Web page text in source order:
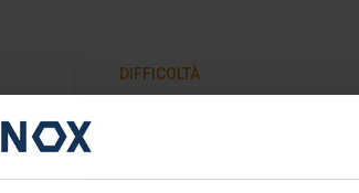
DIFFICOLTÀ